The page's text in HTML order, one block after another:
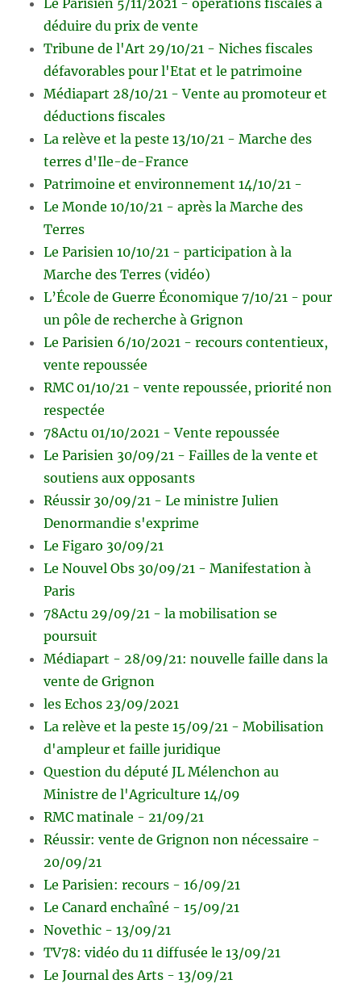
déduire du prix de vente
Tribune de l'Art 29/10/21 - Niches fiscales
défavorables pour l'Etat et le patrimoine
Médiapart 28/10/21 - Vente au promoteur et
déductions fiscales
La relève et la peste 13/10/21 - Marche des
terres d'Ile-de-France
Patrimoine et environnement 14/10/21 -
Le Monde 10/10/21 - après la Marche des
Terres
Le Parisien 10/10/21 - participation à la
Marche des Terres (vidéo)
L’École de Guerre Économique 7/10/21 - pour
un pôle de recherche à Grignon
Le Parisien 6/10/2021 - recours contentieux,
vente repoussée
RMC 01/10/21 - vente repoussée, priorité non
respectée
78Actu 01/10/2021 - Vente repoussée
Le Parisien 30/09/21 - Failles de la vente et
soutiens aux opposants
Réussir 30/09/21 - Le ministre Julien
Denormandie s'exprime
Le Figaro 30/09/21
Le Nouvel Obs 30/09/21 - Manifestation à
Paris
78Actu 29/09/21 - la mobilisation se
poursuit
Médiapart - 28/09/21: nouvelle faille dans la
vente de Grignon
les Echos 23/09/2021
La relève et la peste 15/09/21 - Mobilisation
d'ampleur et faille juridique
Question du député JL Mélenchon au
Ministre de l'Agriculture 14/09
RMC matinale - 21/09/21
Réussir: vente de Grignon non nécessaire -
20/09/21
Le Parisien: recours - 16/09/21
Le Canard enchaîné - 15/09/21
Novethic - 13/09/21
TV78: vidéo du 11 diffusée le 13/09/21
Le Journal des Arts - 13/09/21